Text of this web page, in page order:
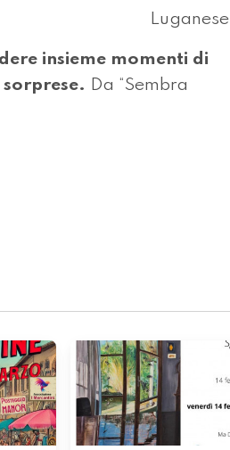
Luganese
insieme momenti di
Da “Sembra